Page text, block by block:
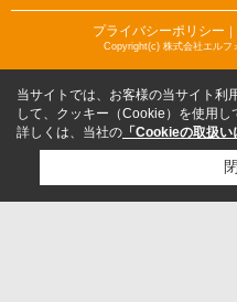
プライバシーポリシー ｜
Copyright(c) 株式会社エルフ
当サイトでは、お客様の当サイト利
して、クッキー（Cookie）を使用し
詳しくは、当社の 「Cookieの取扱い